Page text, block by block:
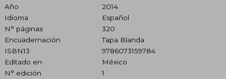
Año
2014
Idioma
Español
N° páginas
320
Encuadernación
Tapa Blanda
ISBN13
9786073159784
Editado en
México
N° edición
1